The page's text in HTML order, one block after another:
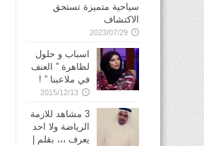
سياحية متميزة تستحق
الاكتشاف
2023/07/29
اسباب و حلول
لظاهرة ” العنف
في ملاعبنا ” !
2015/12/13
3 مشاهد للازمة
الرياضة ولا احد
يعرف ،،، بقلم |